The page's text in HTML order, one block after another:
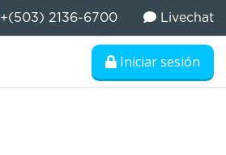
+(503) 2136-6700 Livechat
Iniciar sesión